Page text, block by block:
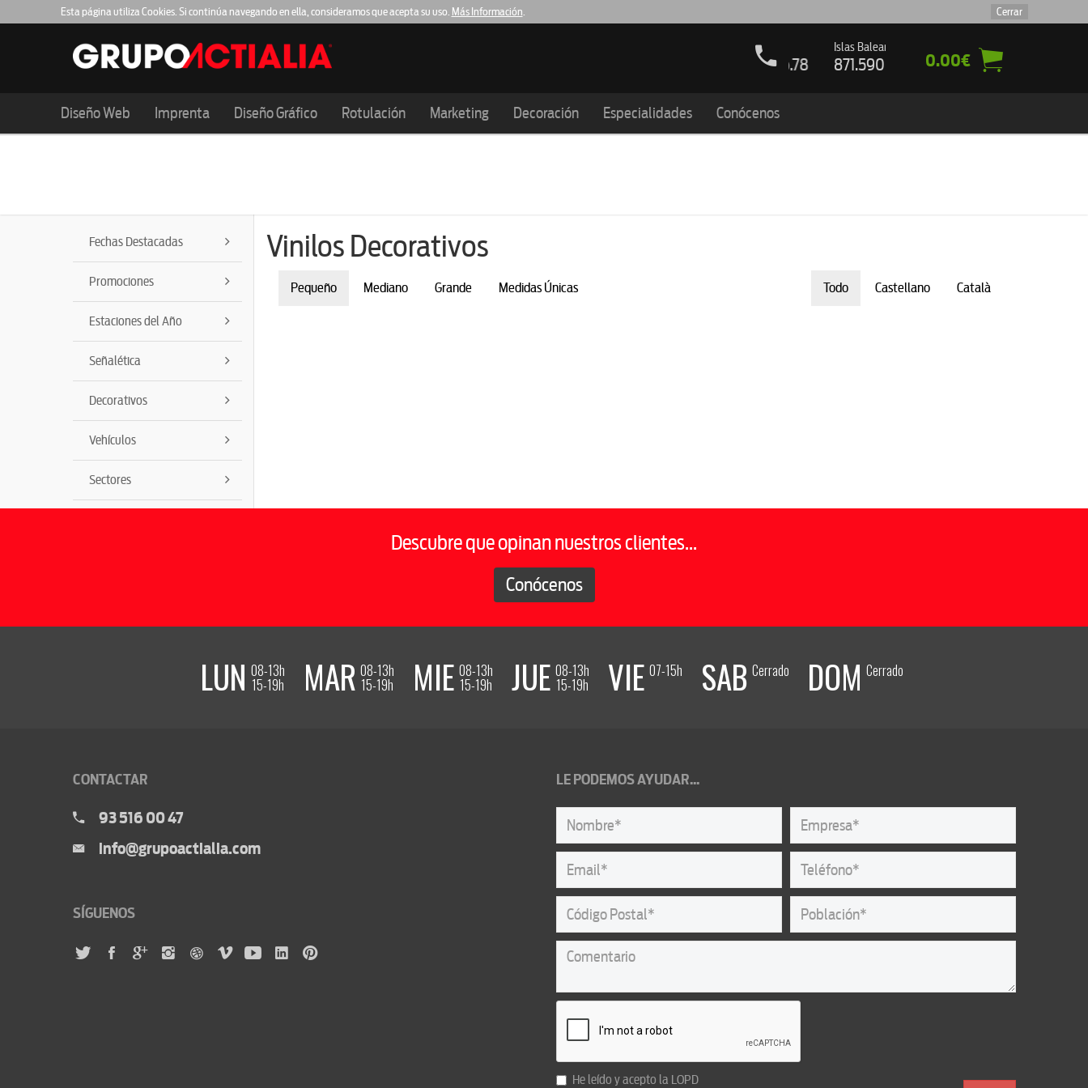
Esta página utiliza Cookies. Si continúa navegando en ella, consideramos que acepta su uso. Más Información. Cerrar
0.00€
Barcelona
93.159.61.20
Girona
972.983.614
Lleida
973.984.003 91.159.16.78
Islas Baleares
871.590.160
Diseño Web Imprenta Diseño Gráfico Rotulación Marketing Decoración Especialidades Conócenos
Fechas Destacadas
Promociones
Estaciones del Año
Señalética
Decorativos
Vehículos
Sectores
Vinilos Decorativos
Pequeño Mediano Grande Medidas Únicas Todo Castellano Català
Descubre que opinan nuestros clientes...
Conócenos
LUN 08-13h
15-19h MAR 08-13h
15-19h MIE 08-13h
15-19h JUE 08-13h
15-19h VIE 07-15h SAB Cerrado DOM Cerrado
LE PODEMOS AYUDAR...
He leído y acepto la LOPD
CONTACTAR
93 516 00 47
info@grupoactialia.com
SÍGUENOS